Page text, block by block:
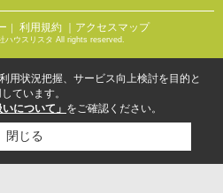
利用規約 ｜アクセスマップ
ハウスリスタ All rights reserved.
用状況把握、サービス向上検討を目的と
ています。
について」 をご確認ください。
閉じる